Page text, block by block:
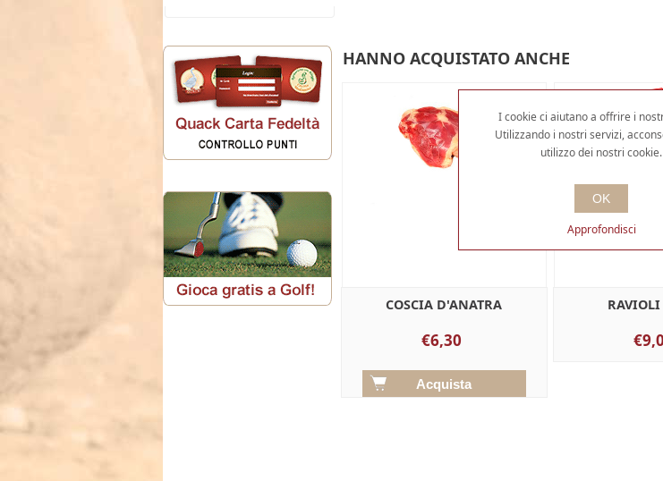
HANNO ACQUISTATO ANCHE
COSCIA D'ANATRA
€6,30
I cookie ci aiutano a offrire i
Utilizzando i nostri servizi,
utilizzo dei nostri cookie.
OK
Approfondisci